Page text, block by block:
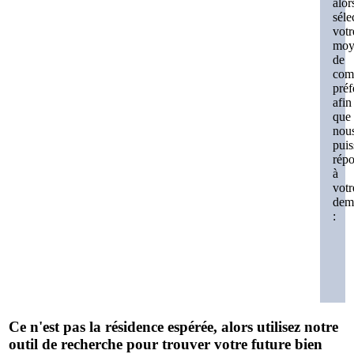
de
afin
que
à
:
Ce n'est pas la résidence espérée, alors utilisez notre
outil de recherche pour trouver votre future bien